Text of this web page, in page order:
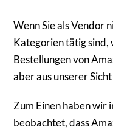
Wenn Sie als Vendor
Kategorien tätig sind,
Bestellungen von
aber aus unserer
Zum Einen haben wir
beobachtet, dass